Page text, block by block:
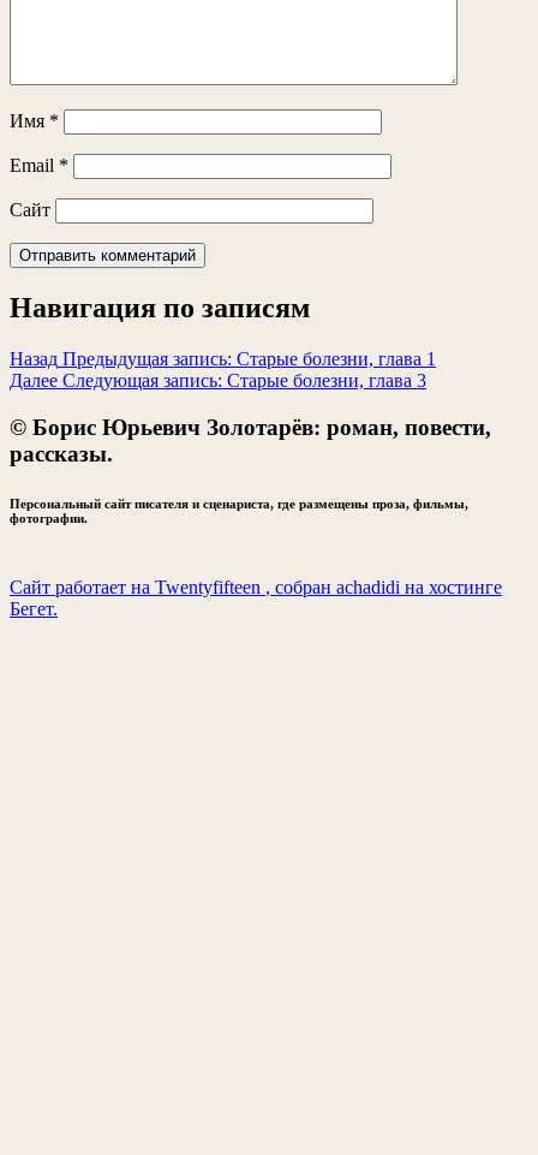
Имя *
Email *
Сайт
Навигация по записям
Назад Предыдущая запись: Старые болезни, глава 1
Далее Следующая запись: Старые болезни, глава 3
© Борис Юрьевич Золотарёв: роман, повести,
рассказы.
Персональный сайт писателя и сценариста, где размещены проза, фильмы,
фотографии.
Сайт работает на Twentyfifteen , собран achadidi на хостинге
Бегет.